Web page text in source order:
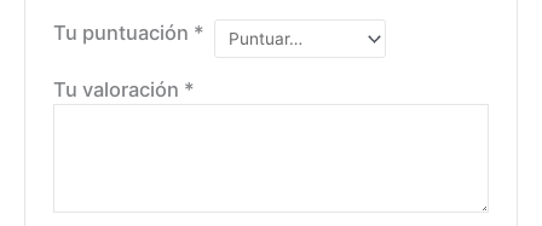
Tu puntuación *
Tu valoración *